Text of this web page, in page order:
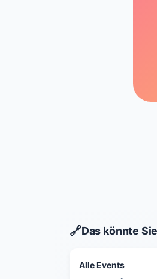
🔗Das könnte
Alle Events